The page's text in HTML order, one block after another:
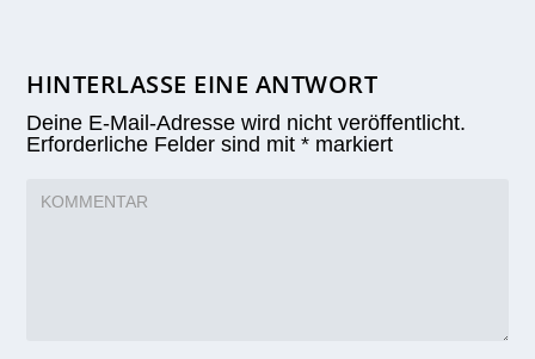
HINTERLASSE EINE ANTWORT
Deine E-Mail-Adresse wird nicht veröffentlicht.
Erforderliche Felder sind mit* markiert